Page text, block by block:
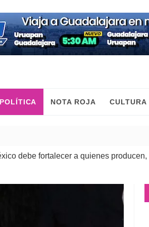
POLÍTICA NOTA ROJA CULTURA
a quienes producen,